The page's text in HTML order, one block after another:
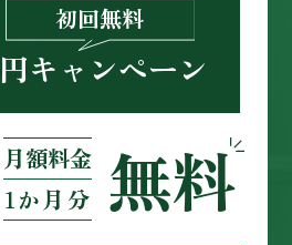
初回無料
円キャンペーン
月額料金
1か月分
無料